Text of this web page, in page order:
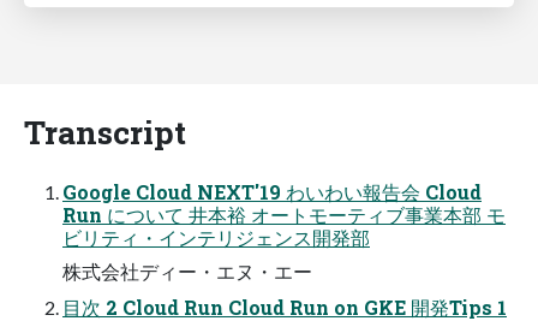
Transcript
Google Cloud NEXT'19 わいわい報告会 Cloud
Run について 井本裕 オートモーティブ事業本部 モ
ビリティ・インテリジェンス開発部
株式会社ディー・エヌ・エー
目次 2 Cloud Run Cloud Run on GKE 開発Tips 1